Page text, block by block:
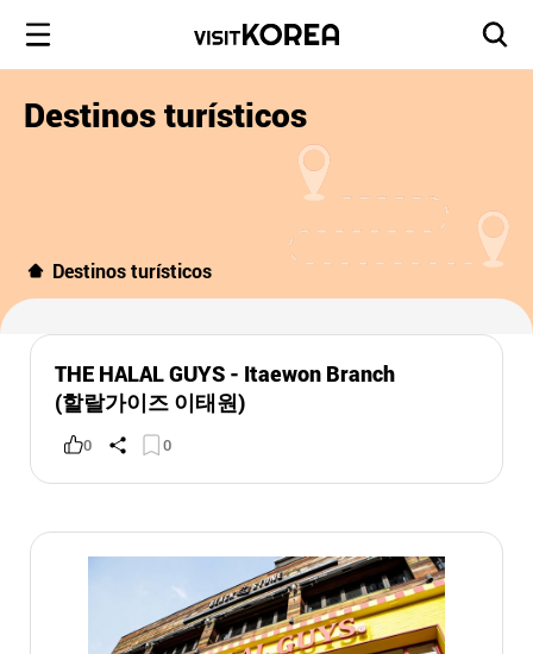
Destinos turísticos
Destinos turísticos
THE HALAL GUYS - Itaewon Branch
(할랄가이즈 이태원)
0 0